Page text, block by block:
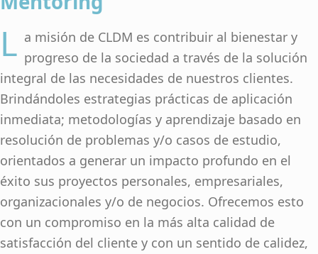
L a misión de CLDM es contribuir al bienestar y
progreso de la sociedad a través de la solución
integral de las necesidades de nuestros clientes.
Brindándoles estrategias prácticas de aplicación
inmediata; metodologías y aprendizaje basado en
resolución de problemas y/o casos de estudio,
orientados a generar un impacto profundo en el
éxito sus proyectos personales, empresariales,
organizacionales y/o de negocios. Ofrecemos esto
con un compromiso en la más alta calidad de
satisfacción del cliente y con un sentido de calidez,